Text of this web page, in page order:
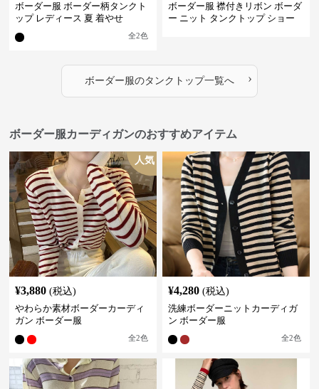
ボーダー服 ボーダー柄タンクト
ップ レディース 夏 着やせ
全2色
ボーダー服 襟付きリボン ボーダ
ー ニット タンクトップ ショー
ボーダー服のタンクトップ一覧へ ›
ボーダー服カーディガンのおすすめアイテム
人気
¥3,880 (税込)
やわらか素材ボーダーカーディ
ガン ボーダー服
全2色
¥4,280 (税込)
洗練ボーダーニットカーディガ
ン ボーダー服
全2色